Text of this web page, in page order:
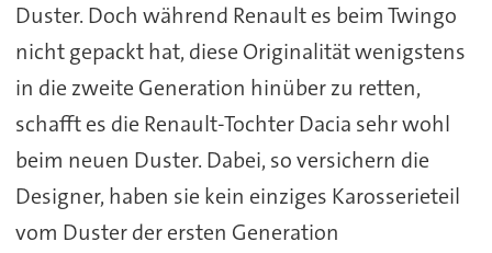
Duster. Doch während Renault es beim Twingo
nicht gepackt hat, diese Originalität wenigstens
in die zweite Generation hinüber zu retten,
schafft es die Renault-Tochter Dacia sehr wohl
beim neuen Duster. Dabei, so versichern die
Designer, haben sie kein einziges Karosserieteil
vom Duster der ersten Generation